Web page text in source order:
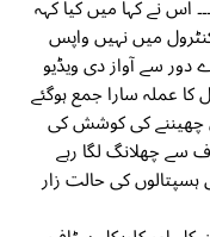
اس نے کہا میں کیا کہہ
میں نہیں واپس
دور سے آواز دی ویڈیو
کا عملہ سارا جمع ہوگئے
چھیننے کی کوشش کی
سے چھلانگ لگا رہے
کی حالت زار